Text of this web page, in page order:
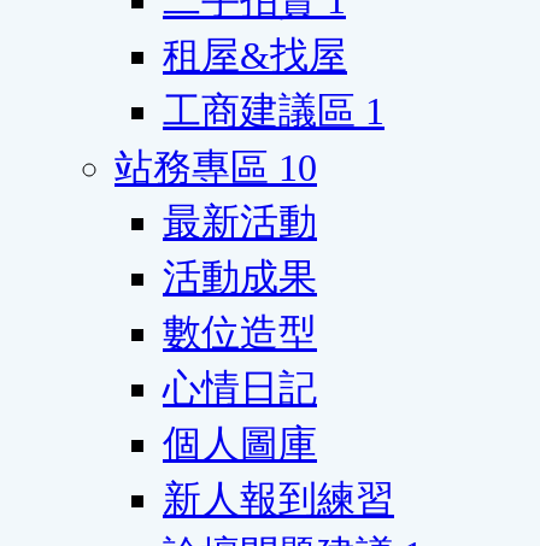
租屋&找屋
工商建議區 1
站務專區 10
最新活動
活動成果
數位造型
心情日記
個人圖庫
新人報到練習